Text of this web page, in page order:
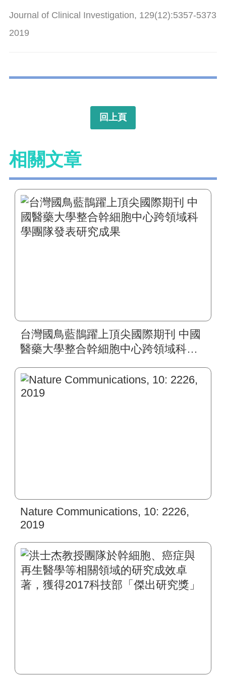
Journal of Clinical Investigation, 129(12):5357-5373
2019
回上頁
相關文章
台灣國鳥藍鵲躍上頂尖國際期刊 中國
醫藥大學整合幹細胞中心跨領域科學
Nature Communications, 10: 2226,
2019